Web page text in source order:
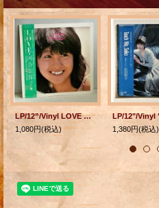
LP/12”/Vinyl LOVE ラブ 河合奈保子 (1980) COLOMBIA 帯、カラーフォト付き歌詞カード
1,080円(税込)
1,380円(税込)